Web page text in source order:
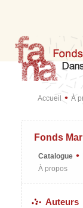
Accueil • À
Fonds
Catalogue •
À propos
Auteurs